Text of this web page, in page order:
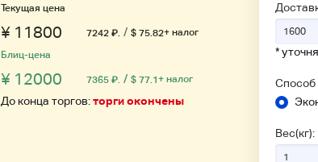
Текущая цена
¥ 11800 7242 ₽. / $ 75.82+ налог
Блиц-цена
¥ 12000 7365 ₽. / $ 77.1+ налог
До конца торгов:торги окончены
*
Способ
Вес(кг):